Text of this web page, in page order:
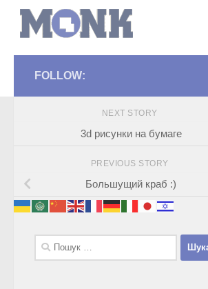
FOLLOW:
NEXT STORY
3d рисунки на бумаге
PREVIOUS STORY
Большущий краб :)
Пошук: